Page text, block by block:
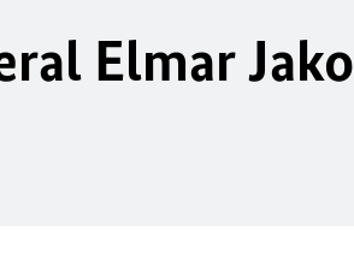
Elmar